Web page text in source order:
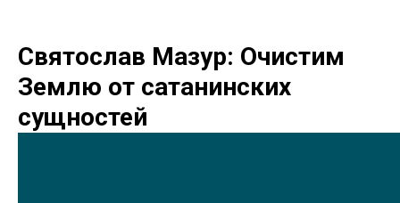
Святослав Мазур: Очистим
Землю от сатанинских
сущностей